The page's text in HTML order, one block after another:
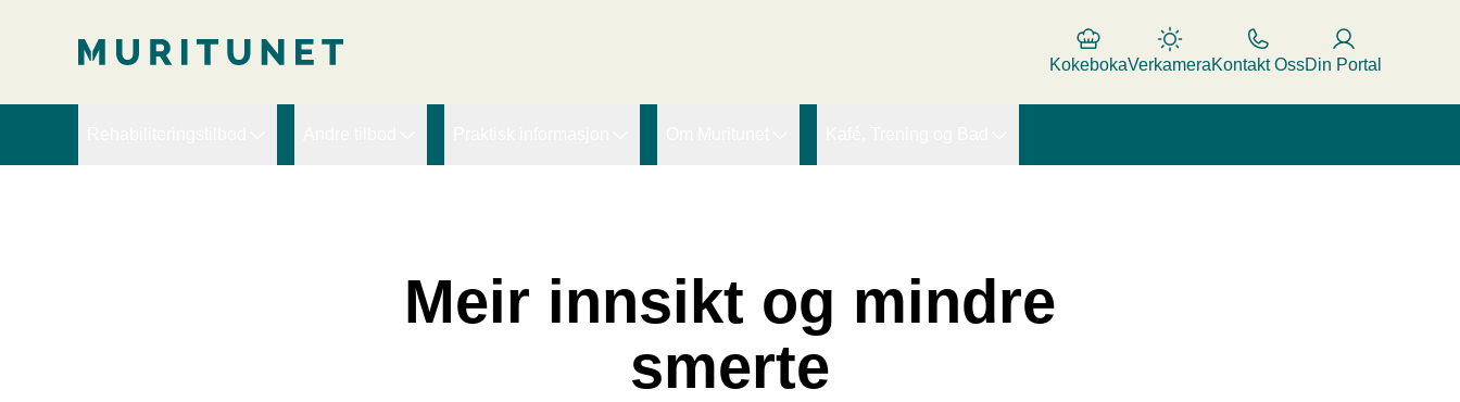
KokebokaVerkameraKontakt OssDin Portal
Ledige stillinger
Om organisasjon
Meir innsikt og mindre
smerte